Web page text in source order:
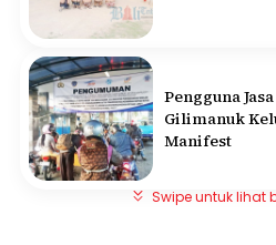
Pengguna
Gilimanuk
Manifest
Swipe untuk lihat